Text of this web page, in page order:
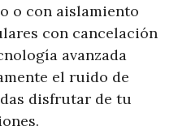
o con aislamiento
con cancelación
avanzada
el ruido de
disfrutar de tu